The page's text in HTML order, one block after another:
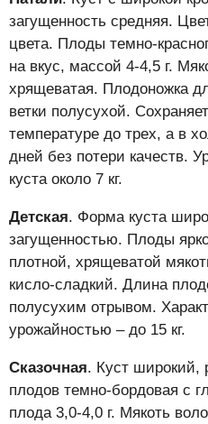
загущенность средняя.
цвета. Плоды темно-
на вкус, массой 4-4,5 г.
хрящеватая. Плодоножка
ветки полусухой.
температуре до трех, а в
дней без потери качеств.
куста около 7 кг.
Детская. Форма куста
загущенностью. Плоды
плотной, хрящеватой
кисло-сладкий. Длина
полусухим отрывом.
урожайностью – до 15 кг.
Сказочная. Куст широкий,
плодов темно-бордовая с
плода 3,0-4,0 г. Мякоть